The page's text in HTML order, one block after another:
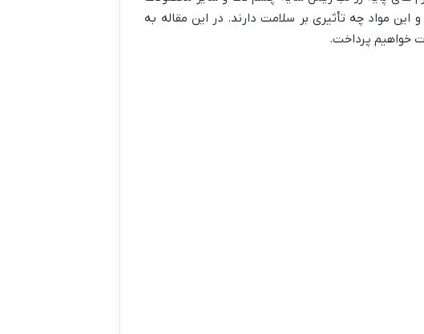
مواد چه تأثیری بر سلامت دارند. در این مقاله به
خواهیم پرداخت.